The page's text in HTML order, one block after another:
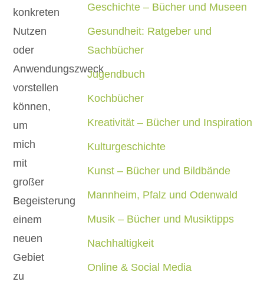
konkreten
Nutzen
oder
Anwendungszweck
vorstellen
können,
um
mich
mit
großer
Begeisterung
einem
neuen
Gebiet
zu
Geschichte – Bücher und Museen
Gesundheit: Ratgeber und
Sachbücher
Jugendbuch
Kochbücher
Kreativität – Bücher und Inspiration
Kulturgeschichte
Kunst – Bücher und Bildbände
Mannheim, Pfalz und Odenwald
Musik – Bücher und Musiktipps
Nachhaltigkeit
Online & Social Media